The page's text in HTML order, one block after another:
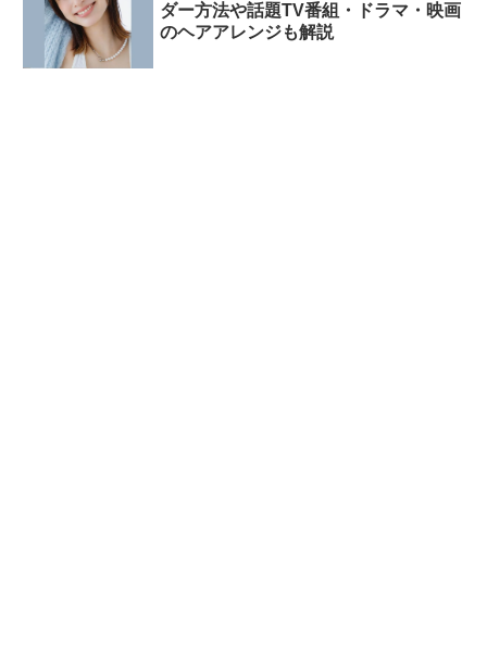
ダー方法や話題TV番組・ドラマ・映画
のヘアアレンジも解説